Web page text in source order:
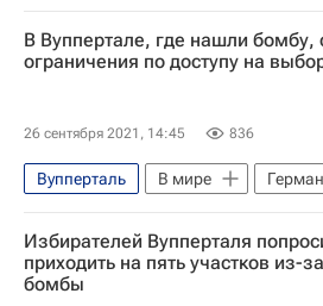
В Вуппертале, где нашли бомбу,
ограничения по доступу на
26 сентября 2021, 14:45 836
Вупперталь В мире
Ангела Меркель
Северный Рейн-Вестфалия
Избирателей Вупперталя
приходить на пять участков из-за
бомбы